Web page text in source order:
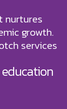
nurtures
growth.
services